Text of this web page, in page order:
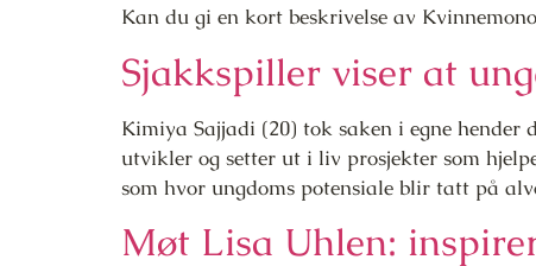
Kan du gi en kort beskrivelse av
Sjakkspiller viser at
Kimiya Sajjadi (20) tok saken i egne
utvikler og setter ut i liv prosjekter som
som hvor ungdoms potensiale blir tatt på
Møt Lisa Uhlen: